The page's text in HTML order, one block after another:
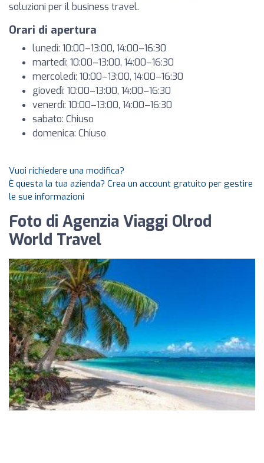
soluzioni per il business travel.
Orari di apertura
lunedì: 10:00–13:00, 14:00–16:30
martedì: 10:00–13:00, 14:00–16:30
mercoledì: 10:00–13:00, 14:00–16:30
giovedì: 10:00–13:00, 14:00–16:30
venerdì: 10:00–13:00, 14:00–16:30
sabato: Chiuso
domenica: Chiuso
Vuoi richiedere una modifica?
È questa la tua azienda? Crea un account gratuito per gestire
le sue informazioni
Foto di Agenzia Viaggi Olrod
World Travel